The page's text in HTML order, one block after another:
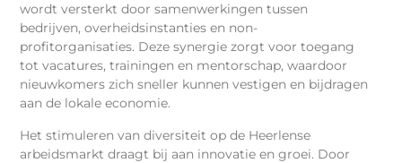
wordt versterkt door samenwerkingen tussen
bedrijven, overheidsinstanties en non-
profitorganisaties. Deze synergie zorgt voor toegang
tot vacatures, trainingen en mentorschap, waardoor
nieuwkomers zich sneller kunnen vestigen en bijdragen
aan de lokale economie.
Het stimuleren van diversiteit op de Heerlense
arbeidsmarkt draagt bij aan innovatie en groei. Door